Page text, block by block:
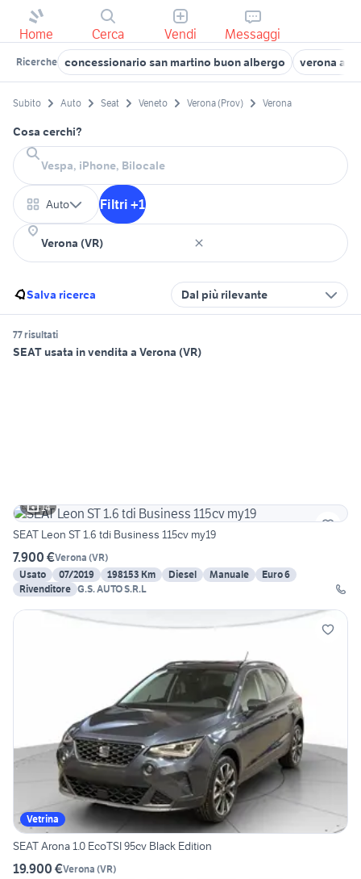
Home Cerca Vendi Messaggi
Ricerche concessionario san martino buon albergo verona
Subito Auto Seat Veneto Verona (Prov) Verona
Cosa cerchi?
Auto Filtri +1
Salva ricerca Dal più rilevante
77 risultati
SEAT usata in vendita a Verona (VR)
14
SEAT Leon ST 1.6 tdi Business 115cv my19
7.900 €Verona (VR)
Usato
07/2019 198153 Km Diesel Manuale
Euro 6
Rivenditore G.S. AUTO S.R.L
Vetrina
SEAT Arona 1.0 EcoTSI 95cv Black Edition
19.900 €Verona (VR)